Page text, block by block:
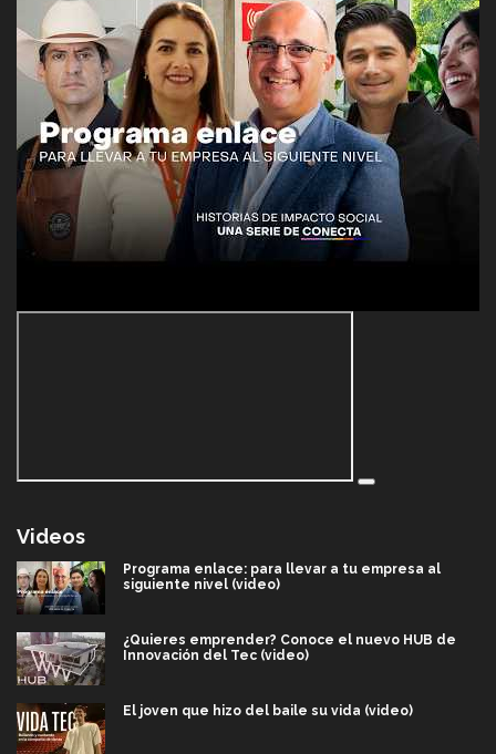
Videos
Programa enlace: para llevar a tu empresa al
siguiente nivel (video)
¿Quieres emprender? Conoce el nuevo HUB de
Innovación del Tec (video)
El joven que hizo del baile su vida (video)